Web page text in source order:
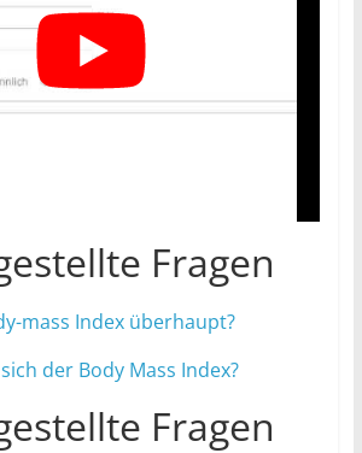
Fragen
mass Index überhaupt?
der Body Mass Index?
Fragen